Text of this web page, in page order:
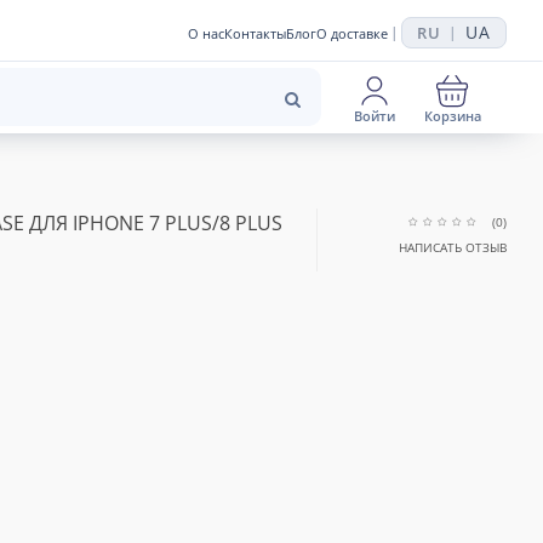
О насКонтактыБлогО доставке | RU | UA
Войти Корзина
ДЛЯ IPHONE 7 PLUS/8 PLUS
(0)
НАПИСАТЬ ОТЗЫВ